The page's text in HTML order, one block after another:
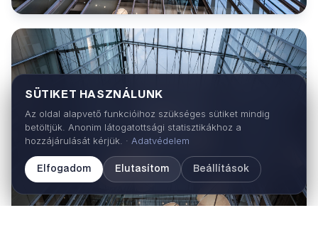
SÜTIKET HASZNÁLUNK
Az oldal alapvető funkcióihoz szükséges sütiket mindig
betöltjük. Anonim látogatottsági statisztikákhoz a
hozzájárulását kérjük. · Adatvédelem
Elfogadom Elutasítom Beállítások